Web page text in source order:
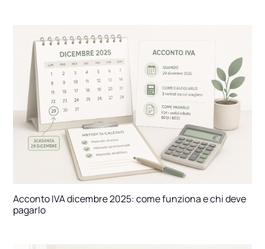
Acconto IVA dicembre 2025: come funziona e chi deve
pagarlo